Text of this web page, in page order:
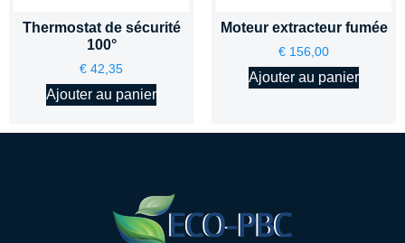
Thermostat de sécurité
100°
€ 42,35
Ajouter au panier
Moteur extracteur fumée
€ 156,00
Ajouter au panier